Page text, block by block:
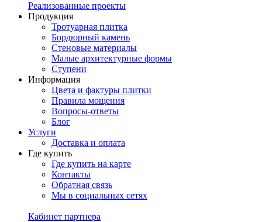
Реализованные проекты
Продукция
Тротуарная плитка
Бордюрный камень
Стеновые материалы
Малые архитектурные формы
Ступени
Информация
Цвета и фактуры плитки
Правила мощения
Вопросы-ответы
Блог
Услуги
Доставка и оплата
Где купить
Где купить на карте
Контакты
Обратная связь
Мы в социальных сетях
Кабинет партнера